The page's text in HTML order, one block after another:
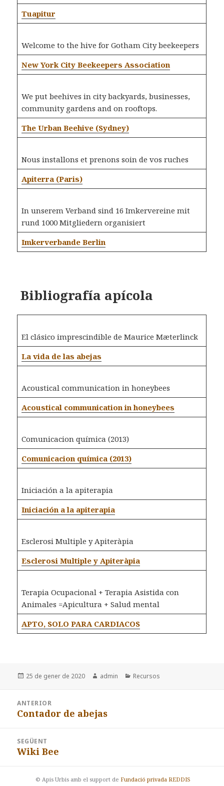
Tuapitur
Welcome to the hive for Gotham City beekeepers
New York City Beekeepers Association
We put beehives in city backyards, businesses,
community gardens and on rooftops.
The Urban Beehive (Sydney)
Nous installons et prenons soin de vos ruches
Apiterra (Paris)
In unserem Verband sind 16 Imkervereine mit
rund 1000 Mitgliedern organisiert
Imkerverbande Berlin
Bibliografía apícola
El clásico imprescindible de Maurice Mæterlinck
La vida de las abejas
Acoustical communication in honeybees
Acoustical communication in honeybees
Comunicacion química (2013)
Comunicacion química (2013)
Iniciación a la apiterapia
Iniciación a la apiterapia
Esclerosi Multiple y Apiteràpia
Esclerosi Multiple y Apiteràpia
Terapia Ocupacional + Terapia Asistida con
Animales =Apicultura + Salud mental
APTO, SOLO PARA CARDIACOS
Publicat
25 de gener de 2020 Autor
admin Categories
Recursos
d'entrades
ANTERIOR
Entrada
Contador de abejas
SEGÜENT
Entrada
Wiki Bee
© Apis Urbis amb el support de Fundació privada REDDIS